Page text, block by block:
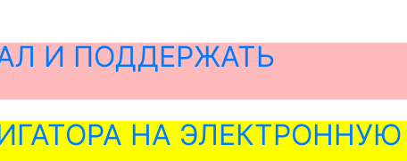
И ПОДДЕРЖАТЬ
НА ЭЛЕКТРОННУЮ